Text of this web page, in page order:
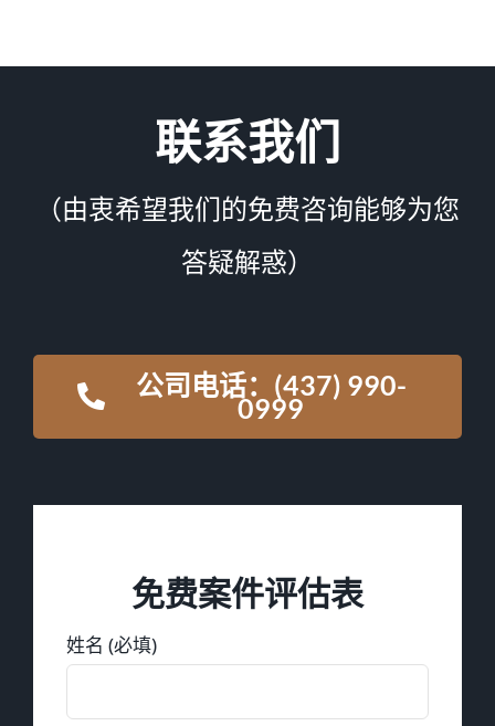
联系我们
（由衷希望我们的免费咨询能够为您
答疑解惑）
公司电话：(437) 990-
0999
免费案件评估表
姓名 (必填)